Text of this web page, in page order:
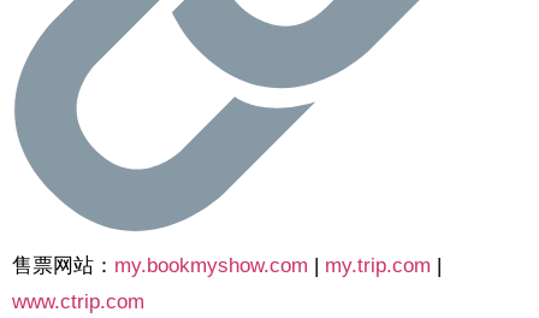
售票网站： my.bookmyshow.com | my.trip.com |
www.ctrip.com